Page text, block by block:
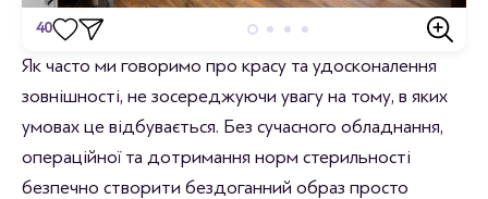
40
Відгуки
Станьте першим хто залишить відгук.
Як часто ми говоримо про красу та удосконалення
зовнішності, не зосереджуючи увагу на тому, в яких
умовах це відбувається. Без сучасного обладнання,
операційної та дотримання норм стерильності
безпечно створити бездоганний образ просто